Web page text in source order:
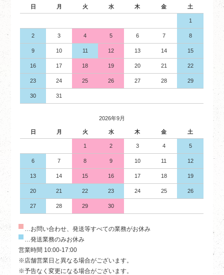
日 月 火 水 木 金 土
1
2 3 4 5 6 7 8
9 10 11 12 13 14 15
16 17 18 19 20 21 22
23 24 25 26 27 28 29
30 31
2026年9月
日 月 火 水 木 金 土
1 2 3 4 5
6 7 8 9 10 11 12
13 14 15 16 17 18 19
20 21 22 23 24 25 26
27 28 29 30
…お問い合わせ、発送等すべての業務がお休み
…発送業務のみお休み
営業時間 10:00-17:00
※店舗営業日と異なる場合がございます。
※予告なく変更になる場合がございます。